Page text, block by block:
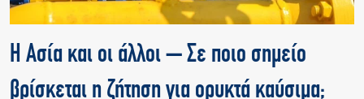
Η Ασία και οι άλλοι – Σε ποιο σημείο
βρίσκεται η ζήτηση για ορυκτά καύσιμα;